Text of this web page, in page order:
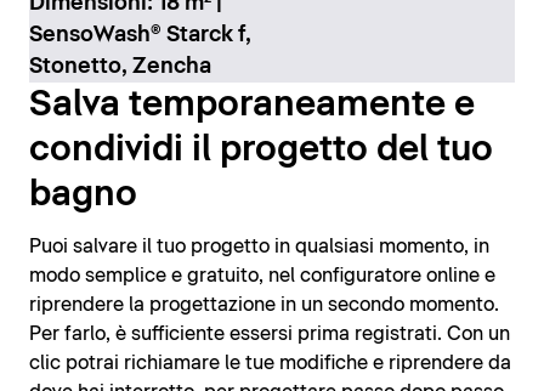
SensoWash® Starck f,
Stonetto, Zencha
Salva temporaneamente e
condividi il progetto del tuo
bagno
Puoi salvare il tuo progetto in qualsiasi momento, in
modo semplice e gratuito, nel configuratore online e
riprendere la progettazione in un secondo momento.
Per farlo, è sufficiente essersi prima registrati. Con un
clic potrai richiamare le tue modifiche e riprendere da